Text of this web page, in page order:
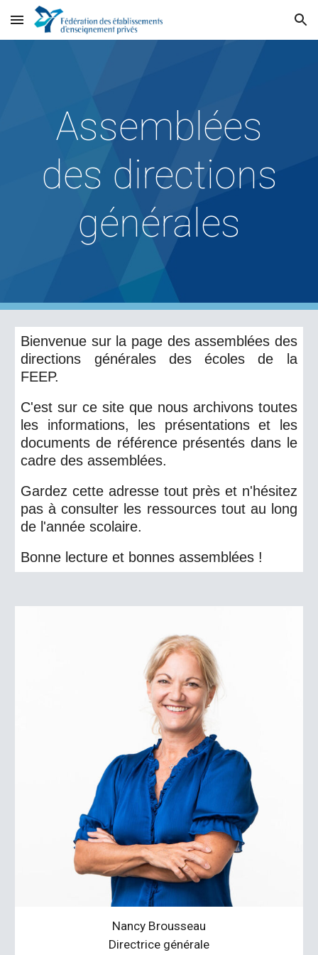
Skip to main content Skip to navigation
Assemblées
des directions
générales
Bienvenue sur la page des assemblées des
directions générales des écoles de la
FEEP.
C'est sur ce site que nous archivons toutes
les informations, les présentations et les
documents de référence présentés dans le
cadre des assemblées.
Gardez cette adresse tout près et n'hésitez
pas à consulter les ressources tout au long
de l'année scolaire.
Bonne lecture et bonnes assemblées !
Nancy Brousseau
Directrice générale